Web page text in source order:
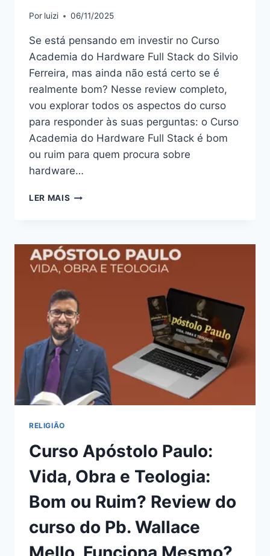
Por luizi 06/11/2025
Se está pensando em investir no Curso
Academia do Hardware Full Stack do Silvio
Ferreira, mas ainda não está certo se é
realmente bom? Nesse review completo,
vou explorar todos os aspectos do curso
para responder às suas perguntas: o Curso
Academia do Hardware Full Stack é bom
ou ruim para quem procura sobre
hardware…
LER MAIS CURSO
FULL
STACK
:
OU
RUIM?
REVIEW
DO
CURSO
DO
SILVIO
FERREIRA,
FUNCIONA
CONFIÁVEL?
RELIGIÃO
Curso Apóstolo Paulo:
Vida, Obra e Teologia:
Bom ou Ruim? Review do
curso do Pb. Wallace